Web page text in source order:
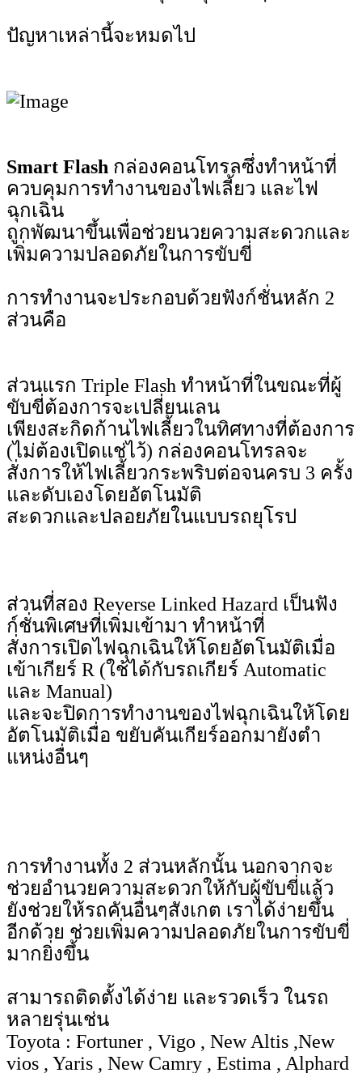
ปัญหาเหล่านี้จะหมดไป
Smart Flash กล่องคอนโทรลซึ่งทำหน้าที่
ควบคุมการทำงานของไฟเลี้ยว และไฟ
ฉุกเฉิน
ถูกพัฒนาขึ้นเพื่อช่วยนวยความสะดวกและ
เพิ่มความปลอดภัยในการขับขี่
การทำงานจะประกอบด้วยฟังก์ชั่นหลัก 2
ส่วนคือ
ส่วนแรก Triple Flash ทำหน้าที่ในขณะที่ผู้
ขับขี่ต้องการจะเปลี่ยนเลน
เพียงสะกิดก้านไฟเลี้ยวในทิศทางที่ต้องการ
(ไม่ต้องเปิดแช่ไว้) กล่องคอนโทรลจะ
สั่งการให้ไฟเลี้ยวกระพริบต่อจนครบ 3 ครั้ง
และดับเองโดยอัตโนมัติ
สะดวกและปลอยภัยในแบบรถยุโรป
ส่วนที่สอง Reverse Linked Hazard เป็นฟัง
ก์ชั่นพิเศษที่เพิ่มเข้ามา ทำหน้าที่
สั่งการเปิดไฟฉุกเฉินให้โดยอัตโนมัติเมื่อ
เข้าเกียร์ R (ใช้ได้กับรถเกียร์ Automatic
และ Manual)
และจะปิดการทำงานของไฟฉุกเฉินให้โดย
อัตโนมัติเมื่อ ขยับคันเกียร์ออกมายังตำ
แหน่งอื่นๆ
การทำงานทั้ง 2 ส่วนหลักนั้น นอกจากจะ
ช่วยอำนวยความสะดวกให้กับผู้ขับขี่แล้ว
ยังช่วยให้รถคันอื่นๆสังเกต เราได้ง่ายขึ้น
อีกด้วย ช่วยเพิ่มความปลอดภัยในการขับขี่
มากยิ่งขึ้น
สามารถติดตั้งได้ง่าย และรวดเร็ว ในรถ
หลายรุ่นเช่น
Toyota : Fortuner , Vigo , New Altis ,New
vios , Yaris , New Camry , Estima , Alphard